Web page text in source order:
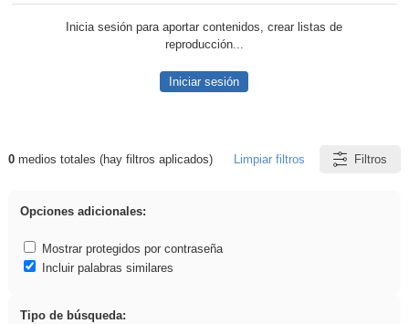
Inicia sesión para aportar contenidos, crear listas de
reproducción...
Iniciar sesión
Resultados de: EvAU
0medios totales (hay filtros aplicados) Limpiar filtros Filtros
Opciones adicionales:
Mostrar protegidos por contraseña
Incluir palabras similares
Tipo de búsqueda: